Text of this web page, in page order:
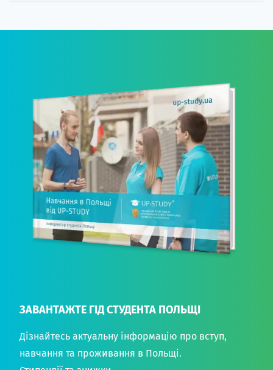
ЗАВАНТАЖТЕ ГІД СТУДЕНТА ПОЛЬЩІ
Дізнайтесь актуальну інформацію про вступ,
навчання та проживання в Польщі.